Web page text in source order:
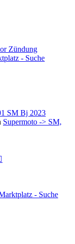
Zündung
- Suche
SM Bj 2023
Supermoto -> SM,
- Suche